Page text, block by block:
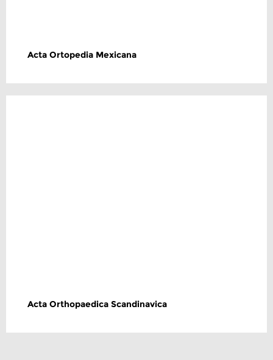
Acta Ortopedia Mexicana
Acta Orthopaedica Scandinavica